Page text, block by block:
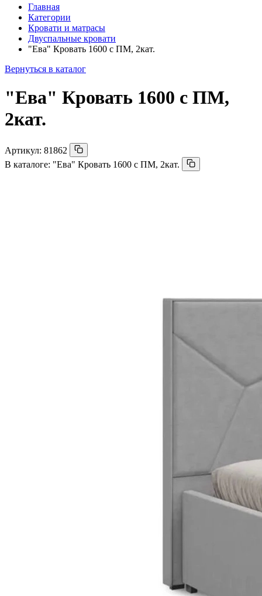
Главная
Категории
Кровати и матрасы
Двуспальные кровати
"Ева" Кровать 1600 с ПМ, 2кат.
Вернуться в каталог
"Ева" Кровать 1600 с ПМ,
2кат.
Артикул: 81862
В каталоге: "Ева" Кровать 1600 с ПМ, 2кат.